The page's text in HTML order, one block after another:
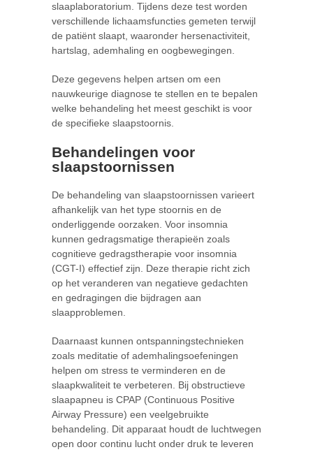
slaaplaboratorium. Tijdens deze test worden
verschillende lichaamsfuncties gemeten terwijl
de patiënt slaapt, waaronder hersenactiviteit,
hartslag, ademhaling en oogbewegingen.
Deze gegevens helpen artsen om een
nauwkeurige diagnose te stellen en te bepalen
welke behandeling het meest geschikt is voor
de specifieke slaapstoornis.
Behandelingen voor
slaapstoornissen
De behandeling van slaapstoornissen varieert
afhankelijk van het type stoornis en de
onderliggende oorzaken. Voor insomnia
kunnen gedragsmatige therapieën zoals
cognitieve gedragstherapie voor insomnia
(CGT-I) effectief zijn. Deze therapie richt zich
op het veranderen van negatieve gedachten
en gedragingen die bijdragen aan
slaapproblemen.
Daarnaast kunnen ontspanningstechnieken
zoals meditatie of ademhalingsoefeningen
helpen om stress te verminderen en de
slaapkwaliteit te verbeteren. Bij obstructieve
slaapapneu is CPAP (Continuous Positive
Airway Pressure) een veelgebruikte
behandeling. Dit apparaat houdt de luchtwegen
open door continu lucht onder druk te leveren